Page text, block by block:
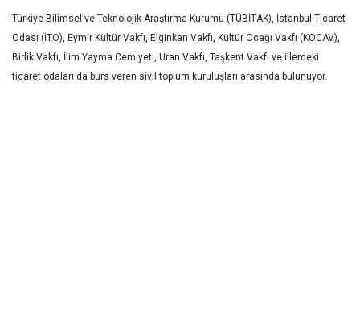
Türkiye Bilimsel ve Teknolojik Araştırma Kurumu (TÜBİTAK), İstanbul Ticaret
Odası (İTO), Eymir Kültür Vakfı, Elginkan Vakfı, Kültür Ocağı Vakfı (KOCAV),
Birlik Vakfı, İlim Yayma Cemiyeti, Uran Vakfı, Taşkent Vakfı ve illerdeki
ticaret odaları da burs veren sivil toplum kuruluşları arasında bulunuyor.